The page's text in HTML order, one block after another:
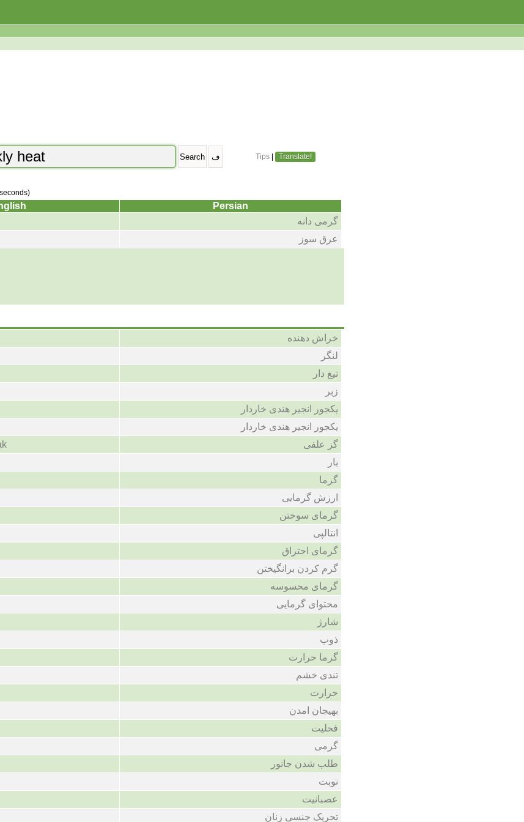
Tips Translate!
Persian
گرمی دانه
عرق سوز
خراش دهنده
لنگر
تیغ دار
زبر
یکجور انجیر هندی خاردار
یکجور انجیر هندی خاردار
گز علفی
بار
گرما
ارزش گرمایی
گرمای سوختن
انتالپی
گرمای احتراق
گرم کردن برانگیختن
گرمای محسوسه
محتوای گرمایی
شارژ
ذوب
گرما حرارت
تندی خشم
حرارت
بهیجان امدن
فحلیت
گرمی
طلب شدن جانور
نوبت
عصبانیت
تحریک جنسی زنان